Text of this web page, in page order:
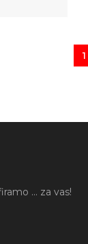
1
... za vas!